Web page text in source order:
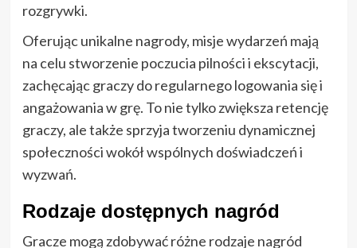
rozgrywki.
Oferując unikalne nagrody, misje wydarzeń mają
na celu stworzenie poczucia pilności i ekscytacji,
zachęcając graczy do regularnego logowania się i
angażowania w grę. To nie tylko zwiększa retencję
graczy, ale także sprzyja tworzeniu dynamicznej
społeczności wokół wspólnych doświadczeń i
wyzwań.
Rodzaje dostępnych nagród
Gracze mogą zdobywać różne rodzaje nagród